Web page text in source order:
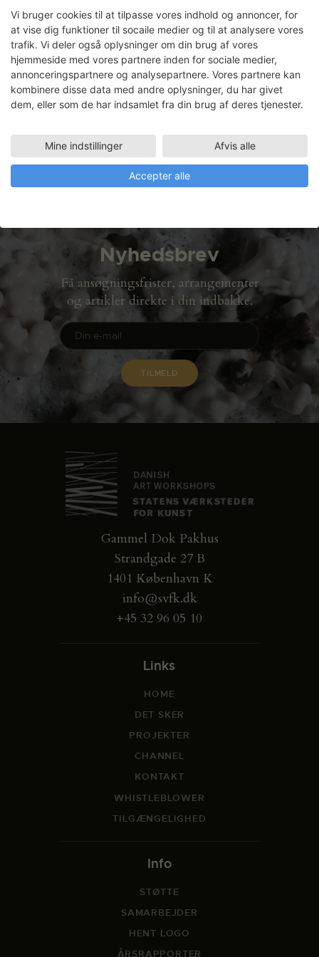
Annemarie Fiig
Faciliteter
METALVÆRKSTED
TRÆVÆRKSTED
10.03.2003 - 14.04.2003
Nyhedsbrev
Få ansøgningsfrister, arrangementer
og artikler direkte i din indbakke.
Gammel Dok Pakhus
Strandgade 27 B
1401 København K
info@svfk.dk
+45 32 96 05 10
Links
HOME
DET SKER
PROJEKTER
CHANNEL
KONTAKT
WHISTLEBLOWER
TILGÆNGELIGHED
Info
STØTTE
SAMARBEJDER
HENT LOGO
ÅRSRAPPORTER
Vi bruger cookies til at tilpasse vores indhold og annoncer, for
at vise dig funktioner til socaile medier og til at analysere vores
trafik. Vi deler også oplysninger om din brug af vores
hjemmeside med vores partnere inden for sociale medier,
annonceringspartnere og analysepartnere. Vores partnere kan
kombinere disse data med andre oplysninger, du har givet
dem, eller som de har indsamlet fra din brug af deres tjenester.
Mine indstillinger Afvis alle
Accepter alle